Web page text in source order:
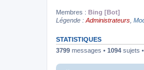
Membres : Bing [Bot]
Légende : Administrateurs
STATISTIQUES
3799 messages • 1094 sujets •